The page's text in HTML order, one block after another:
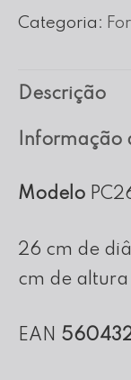
Forma
Ló
C/Cano
26
Categoria:
Descrição
Informação
Modelo
26 cm de
cm de altura
EAN